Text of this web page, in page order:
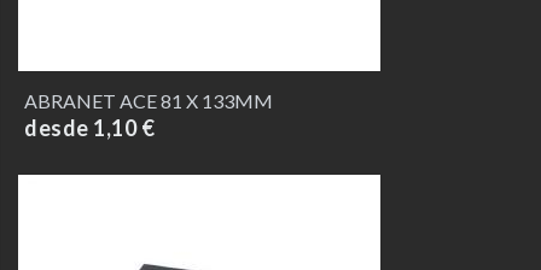
ABRANET ACE 81 X 133MM
desde 1,10 €